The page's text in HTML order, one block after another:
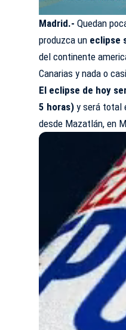
Madrid.- Quedan
produzca un eclipse
del continente
Canarias y nada o
El eclipse de hoy
5 horas) y será total
desde Mazatlán, en